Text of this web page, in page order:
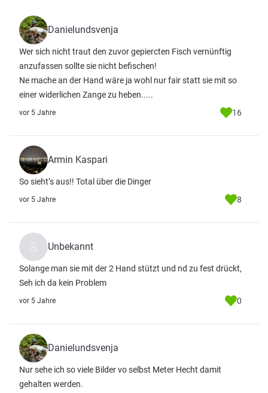
Danielundsvenja
Wer sich nicht traut den zuvor gepiercten Fisch vernünftig
anzufassen sollte sie nicht befischen!
Ne mache an der Hand wäre ja wohl nur fair statt sie mit so
einer widerlichen Zange zu heben.....
vor 5 Jahre 16
Armin Kaspari
So sieht’s aus!! Total über die Dinger
vor 5 Jahre 8
Unbekannt
Solange man sie mit der 2 Hand stützt und nd zu fest drückt,
Seh ich da kein Problem
vor 5 Jahre 0
Danielundsvenja
Nur sehe ich so viele Bilder vo selbst Meter Hecht damit
gehalten werden.